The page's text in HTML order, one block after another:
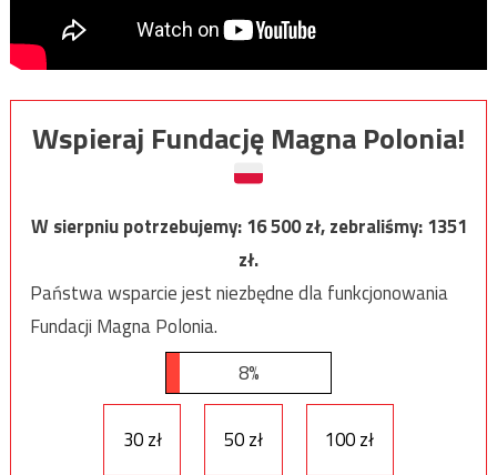
Wspieraj Fundację Magna Polonia!
W sierpniu potrzebujemy:16 500zł, zebraliśmy:1351
zł.
Państwa wsparcie jest niezbędne dla funkcjonowania
Fundacji Magna Polonia.
8%
30 zł 50 zł 100 zł